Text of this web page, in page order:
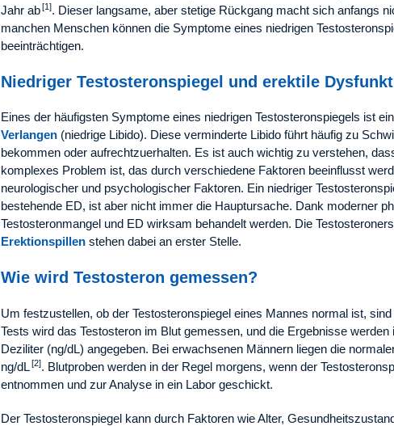
Jahr ab[1]. Dieser langsame, aber stetige Rückgang macht sich anfangs
manchen Menschen können die Symptome eines niedrigen
beeinträchtigen.
Niedriger Testosteronspiegel und erektile
Eines der häufigsten Symptome eines niedrigen Testosteronspiegels ist ein
Verlangen (niedrige Libido). Diese verminderte Libido führt häufig zu
bekommen oder aufrechtzuerhalten. Es ist auch wichtig zu verstehen,
komplexes Problem ist, das durch verschiedene Faktoren beeinflusst
neurologischer und psychologischer Faktoren. Ein niedriger
bestehende ED, ist aber nicht immer die Hauptursache. Dank moderner
Testosteronmangel und ED wirksam behandelt werden. Die
Erektionspillen stehen dabei an erster Stelle.
Wie wird Testosteron gemessen?
Um festzustellen, ob der Testosteronspiegel eines Mannes normal ist,
Tests wird das Testosteron im Blut gemessen, und die Ergebnisse
Deziliter (ng/dL) angegeben. Bei erwachsenen Männern liegen die
ng/dL[2]. Blutproben werden in der Regel morgens, wenn der
entnommen und zur Analyse in ein Labor geschickt.
Der Testosteronspiegel kann durch Faktoren wie Alter,